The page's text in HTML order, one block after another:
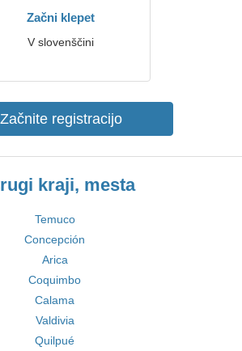
Začni klepet
V slovenščini
Začnite registracijo
kraji, mesta
Temuco
Concepción
Arica
Coquimbo
Calama
Valdivia
Quilpué